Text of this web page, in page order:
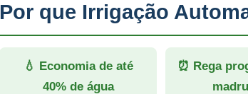
Por que Irrigação
💧 Economia de até
40% de água
⏰ Rega